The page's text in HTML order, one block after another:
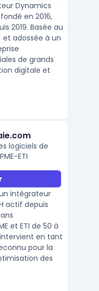
Dynamics
en 2016,
2019. Basée au
et adossée à un
de grands
digitale et
logiciels de
ETI
intégrateur
actif depuis
et ETI de 50 à
intervient en tant
pour la
des